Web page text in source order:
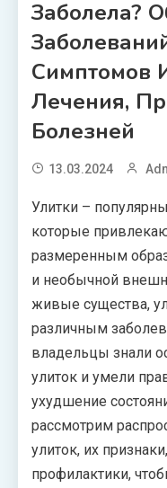
Заболела?
Симптомов
Лечения,
Болезней
13.03.2024
Улитки –
которые
размеренным
и необычной
живые существа,
различным
владельцы знали
улиток и умели
ухудшение
рассмотрим
улиток, их
профилактики,